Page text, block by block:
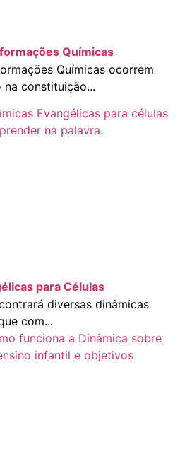
Químicas
Químicas ocorrem
na constituição...
para Células
diversas dinâmicas
com...